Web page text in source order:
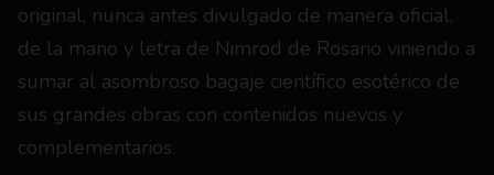
original, nunca antes divulgado de manera oficial,
de la mano y letra de Nimrod de Rosario viniendo a
sumar al asombroso bagaje científico esotérico de
sus grandes obras con contenidos nuevos y
complementarios.